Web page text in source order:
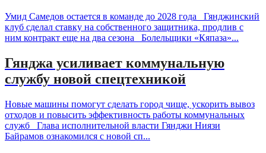
Умид Самедов остается в команде до 2028 года Гянджинский
клуб сделал ставку на собственного защитника, продлив с
ним контракт еще на два сезона Болельщики «Кяпаза»...
Гянджа усиливает коммунальную
службу новой спецтехникой
Новые машины помогут сделать город чище, ускорить вывоз
отходов и повысить эффективность работы коммунальных
служб Глава исполнительной власти Гянджи Ниязи
Байрамов ознакомился с новой сп...